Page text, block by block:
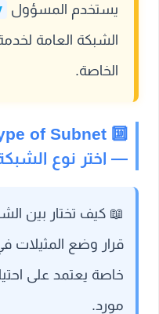
يستخدم المسؤول
الشبكة العامة
الخاصة.
of Subnet
— اختر نوع
📖 كيف تختار بين
قرار وضع المثيلات
خاصة يعتمد على
مورد.